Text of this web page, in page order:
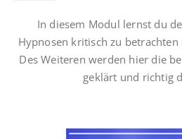
In diesem Modul lernst du
Hypnosen kritisch zu
Des Weiteren werden hier die
geklärt und richtig